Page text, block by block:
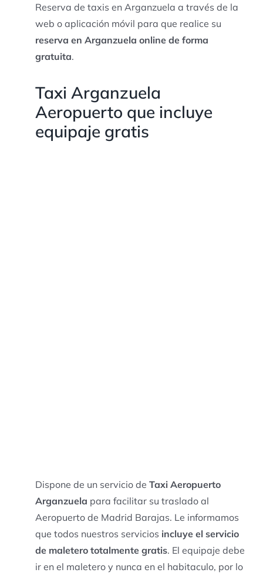
Reserva de taxis en Arganzuela a través de la
web o aplicación móvil para que realice su
reserva en Arganzuela online de forma
gratuita.
Taxi Arganzuela
Aeropuerto que incluye
equipaje gratis
Dispone de un servicio de Taxi Aeropuerto
Arganzuela para facilitar su traslado al
Aeropuerto de Madrid Barajas. Le informamos
que todos nuestros servicios incluye el servicio
de maletero totalmente gratis. El equipaje debe
ir en el maletero y nunca en el habitaculo, por lo